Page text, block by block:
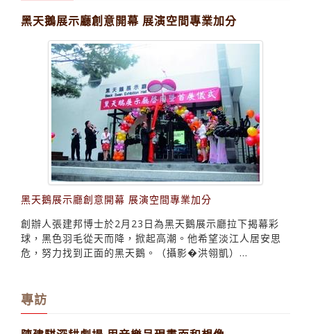
黑天鵝展示廳創意開幕 展演空間專業加分
黑天鵝展示廳創意開幕 展演空間專業加分
創辦人張建邦博士於2月23日為黑天鵝展示廳拉下揭幕彩
球，黑色羽毛從天而降，掀起高潮。他希望淡江人居安思
危，努力找到正面的黑天鵝。（攝影�洪翎凱）...
專訪